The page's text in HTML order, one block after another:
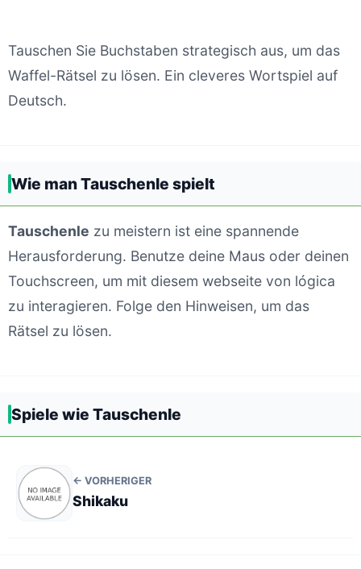
Tauschen Sie Buchstaben strategisch aus, um das
Waffel-Rätsel zu lösen. Ein cleveres Wortspiel auf
Deutsch.
Wie man Tauschenle spielt
Tauschenle zu meistern ist eine spannende
Herausforderung. Benutze deine Maus oder deinen
Touchscreen, um mit diesem webseite von lógica
zu interagieren. Folge den Hinweisen, um das
Rätsel zu lösen.
Spiele wie Tauschenle
← VORHERIGER
Shikaku